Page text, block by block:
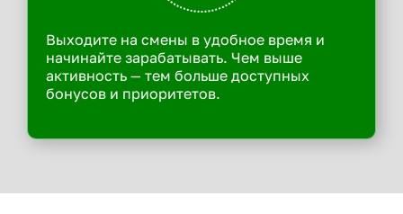
Выходите на смены в удобное время и
начинайте зарабатывать. Чем выше
активность — тем больше доступных
бонусов и приоритетов.